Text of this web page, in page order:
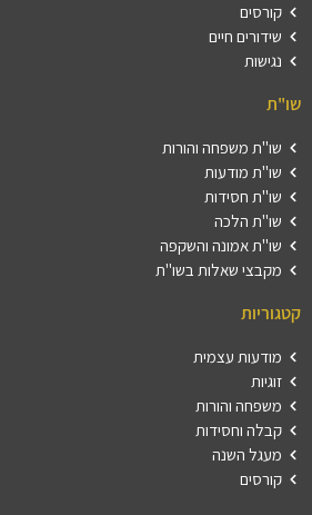
קורסים
שידורים חיים
נגישות
שו"ת
שו"ת משפחה והורות
שו"ת מודעות
שו"ת חסידות
שו"ת הלכה
שו"ת אמונה והשקפה
מקבצי שאלות בשו"ת
קטגוריות
מודעות עצמית
זוגיות
משפחה והורות
קבלה וחסידות
מעגל השנה
קורסים